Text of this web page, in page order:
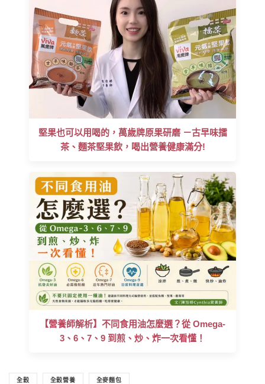
堅果也可以用喝的，萬歲牌原果研磨 －古早味擂
茶、麵茶堅果飲，喝出營養健康滿分!
【營養師解析】不同食用油怎麼選？從 Omega-
3、6、7、9 到煎、炒、炸一次看懂！
全穀 全穀營養 全麥麵包